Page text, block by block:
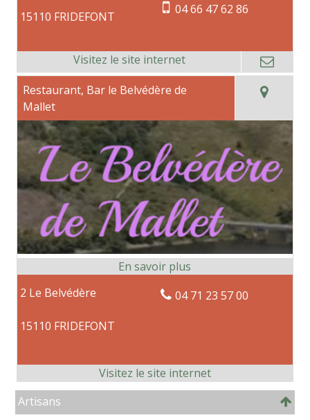
15110 FRIDEFONT
04 66 47 62 86
Restaurant, Bar le Belvédère de
Mallet
2 Le Belvédère
15110 FRIDEFONT
04 71 23 57 00
Artisans